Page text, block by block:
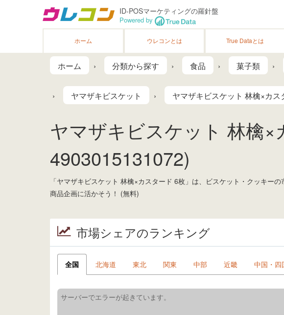
ID-POSマーケティングの羅針盤
Powered by
ホーム ウレコンとは True Dataとは
ホーム 分類から探す 食品 菓子類
ヤマザキビスケット ヤマザキビスケット 林檎×カス
ヤマザキビスケット 林檎×
4903015131072)
「ヤマザキビスケット 林檎×カスタード 6枚」は、ビスケット・クッキー
商品企画に活かそう！ (無料)
市場シェアのランキング
全国 北海道 東北 関東 中部 近畿 中国・四